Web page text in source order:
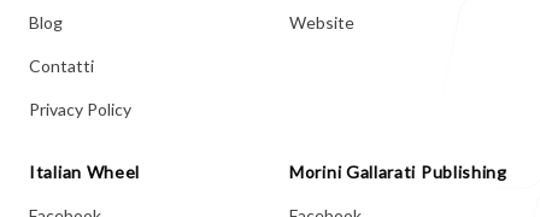
Contatti
Email
Hammer Time
Blog
Contatti
Privacy Policy
Website
Italian Wheel Morini Gallarati Publishing